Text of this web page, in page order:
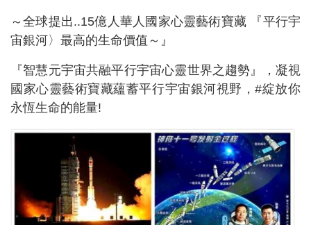
～全球提出..15億人華人 國家心靈藝術寶藏 『平行宇
宙銀河〉最高的生命價值～』
『智慧元宇宙共融平行宇宙心靈世界之趨勢』，凝視
國家心靈藝術寶藏蘊蓄平行宇宙銀河視野，#綻放你
永恆生命的能量!